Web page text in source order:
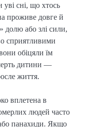
сні, що хтось
проживе довге й
долю або злі сили,
сприятливими
обіцяли їм
дитини —
життя.
вплетена в
людей часто
панахиди. Якщо